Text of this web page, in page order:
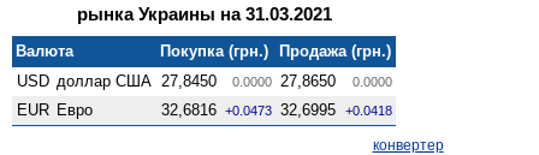
рынка Украины на 31.03.2021
Валюта Покупка (грн.)
Продажа (грн.)
USD доллар США 27,8450 0.0000 27,8650 0.0000
EUR Евро 32,6816 +0.0473 32,6995 +0.0418
конвертер